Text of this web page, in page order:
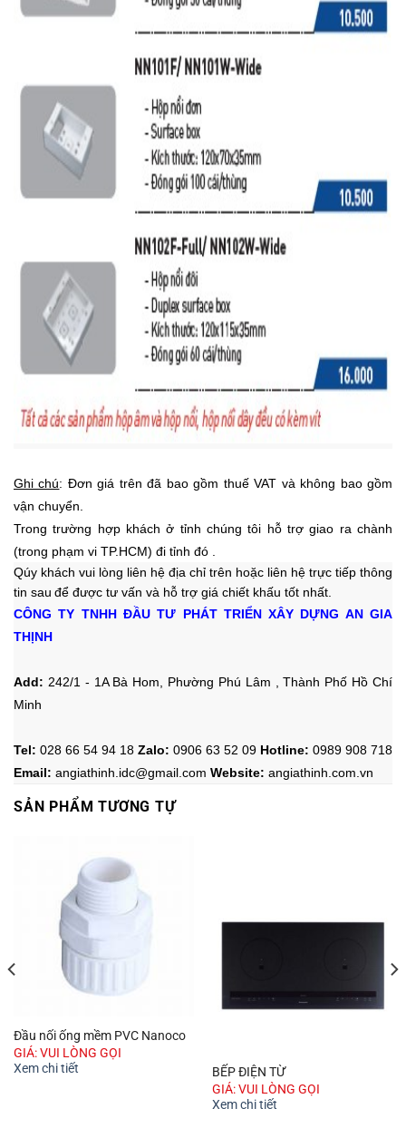
Ghi chú: Đơn giá trên đã bao gồm thuế VAT và không bao gồm
vận chuyển.
Trong trường hợp khách ở tỉnh chúng tôi hỗ trợ giao ra chành
(trong phạm vi TP.HCM) đi tỉnh đó .
Qúy khách vui lòng liên hệ địa chỉ trên hoặc liên hệ trực tiếp thông
tin sau để được tư vấn và hỗ trợ giá chiết khấu tốt nhất.
CÔNG TY TNHH ĐẦU TƯ PHÁT TRIỂN XÂY DỰNG AN GIA
THỊNH
Add: 242/1 - 1A Bà Hom, Phường Phú Lâm , Thành Phố Hồ Chí
Minh
Tel: 028 66 54 94 18 Zalo: 0906 63 52 09 Hotline: 0989 908 718
Email: angiathinh.idc@gmail.com Website: angiathinh. com.vn
SẢN PHẨM TƯƠNG TỰ
Đầu nối ống mềm PVC Nanoco
GIÁ: VUI LÒNG GỌI
Xem chi tiết
BẾP ĐIỆN TỪ
GIÁ: VUI LÒNG GỌI
Xem chi tiết